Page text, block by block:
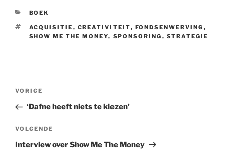
p
e
r
t
CATEGORIEËN
BOEK
TAGS
ACQUISITIE , CREATIVITEIT, FONDSENWERVING ,
SHOW ME THE MONEY, SPONSORING , STRATEGIE
Bericht
Vorig
bericht
VORIGE
‘Dafne heeft niets te kiezen’
Volgend
bericht
VOLGENDE
Interview over Show Me The Money